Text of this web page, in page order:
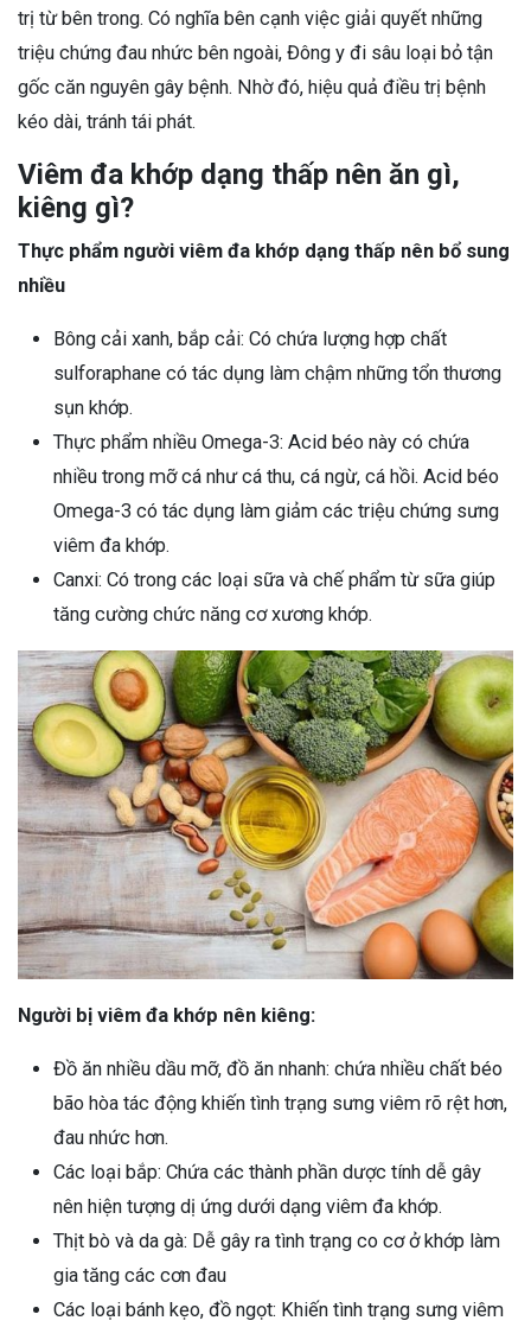
trị từ bên trong. Có nghĩa bên cạnh việc giải quyết những
triệu chứng đau nhức bên ngoài, Đông y đi sâu loại bỏ tận
gốc căn nguyên gây bệnh. Nhờ đó, hiệu quả điều trị bệnh
kéo dài, tránh tái phát.
Viêm đa khớp dạng thấp nên ăn gì,
kiêng gì?
Thực phẩm người viêm đa khớp dạng thấp nên bổ sung
nhiều
Bông cải xanh, bắp cải: Có chứa lượng hợp chất
sulforaphane có tác dụng làm chậm những tổn thương
sụn khớp.
Thực phẩm nhiều Omega-3: Acid béo này có chứa
nhiều trong mỡ cá như cá thu, cá ngừ, cá hồi. Acid béo
Omega-3 có tác dụng làm giảm các triệu chứng sưng
viêm đa khớp.
Canxi: Có trong các loại sữa và chế phẩm từ sữa giúp
tăng cường chức năng cơ xương khớp.
Người bị viêm đa khớp nên kiêng:
Đồ ăn nhiều dầu mỡ, đồ ăn nhanh: chứa nhiều chất béo
bão hòa tác động khiến tình trạng sưng viêm rõ rệt hơn,
đau nhức hơn.
Các loại bắp: Chứa các thành phần dược tính dễ gây
nên hiện tượng dị ứng dưới dạng viêm đa khớp.
Thịt bò và da gà: Dễ gây ra tình trạng co cơ ở khớp làm
gia tăng các cơn đau
Các loại bánh kẹo, đồ ngọt: Khiến tình trạng sưng viêm